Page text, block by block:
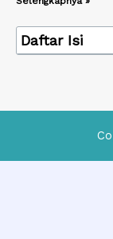
Daftar Isi